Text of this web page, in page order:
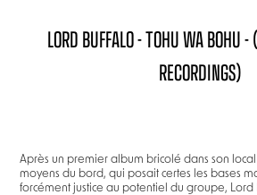
LORD BUFFALO - TOHU WA BOHU
RECORDINGS)
Après un premier album bricolé dans son
moyens du bord, qui posait certes les bases
forcément justice au potentiel du groupe, Lord